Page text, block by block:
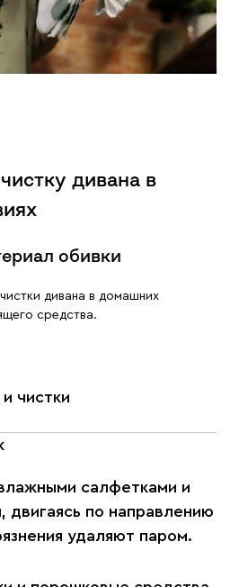
дивана в
обивки
дивана в домашних
средства.
чистки
салфетками и
по направлению
удаляют паром.